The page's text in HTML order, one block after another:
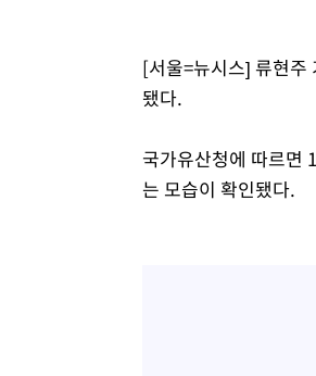
[서울=뉴시스] 류현주
됐다.
국가유산청에 따르면
는 모습이 확인됐다.